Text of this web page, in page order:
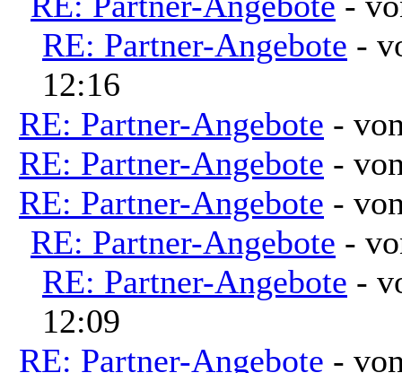
RE: Partner-Angebote -
12:16
RE: Partner-Angebote -
RE: Partner-Angebote -
RE: Partner-Angebote -
RE: Partner-Angebote -
RE: Partner-Angebote -
12:09
RE: Partner-Angebote -